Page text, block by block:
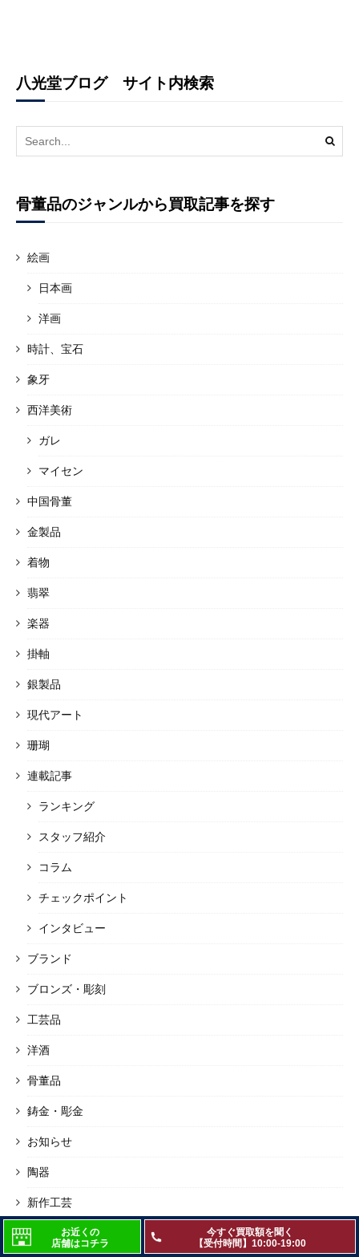
八光堂ブログ サイト内検索
Search
for:
骨董品のジャンルから買取記事を探す
絵画
日本画
洋画
時計、宝石
象牙
西洋美術
ガレ
マイセン
中国骨董
金製品
着物
翡翠
楽器
掛軸
銀製品
現代アート
珊瑚
連載記事
ランキング
スタッフ紹介
コラム
チェックポイント
インタビュー
ブランド
ブロンズ・彫刻
工芸品
洋酒
骨董品
鋳金・彫金
お知らせ
陶器
新作工芸
茶道具
お近くの
店舗はコチラ
今すぐ買取額を聞く
【受付時間】10:00-19:00